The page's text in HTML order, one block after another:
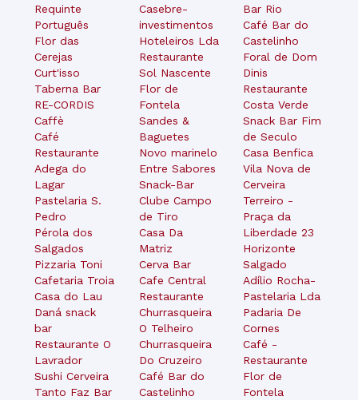
Requinte
Português
Flor das
Cerejas
Curt'isso
Taberna Bar
RE-CORDIS
Caffè
Café
Restaurante
Adega do
Lagar
Pastelaria S.
Pedro
Pérola dos
Salgados
Pizzaria Toni
Cafetaria Troia
Casa do Lau
Daná snack
bar
Restaurante O
Lavrador
Sushi Cerveira
Tanto Faz Bar
Casebre-
investimentos
Hoteleiros Lda
Restaurante
Sol Nascente
Flor de
Fontela
Sandes &
Baguetes
Novo marinelo
Entre Sabores
Snack-Bar
Clube Campo
de Tiro
Casa Da
Matriz
Cerva Bar
Cafe Central
Restaurante
Churrasqueira
O Telheiro
Churrasqueira
Do Cruzeiro
Café Bar do
Castelinho
Bar Rio
Café Bar do
Castelinho
Foral de Dom
Dinis
Restaurante
Costa Verde
Snack Bar Fim
de Seculo
Casa Benfica
Vila Nova de
Cerveira
Terreiro -
Praça da
Liberdade 23
Horizonte
Salgado
Adílio Rocha-
Pastelaria Lda
Padaria De
Cornes
Café -
Restaurante
Flor de
Fontela